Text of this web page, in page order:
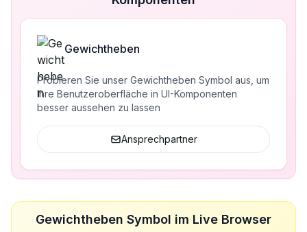
Gewichtheben
Probieren Sie unser Gewichtheben Symbol aus, um
Ihre Benutzeroberfläche in UI-Komponenten
besser aussehen zu lassen
Ansprechpartner
Gewichtheben Symbol im Live Browser